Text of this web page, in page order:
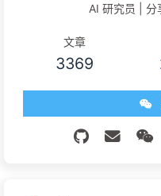
AI 研究员 | 分
文章
3369